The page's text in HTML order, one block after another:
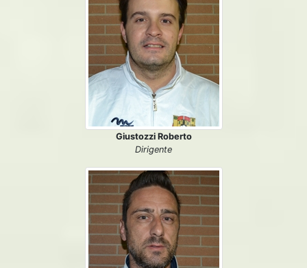
Giustozzi Roberto
Dirigente